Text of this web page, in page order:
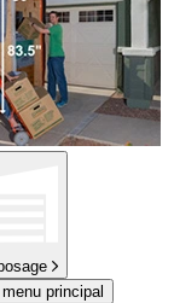
principal